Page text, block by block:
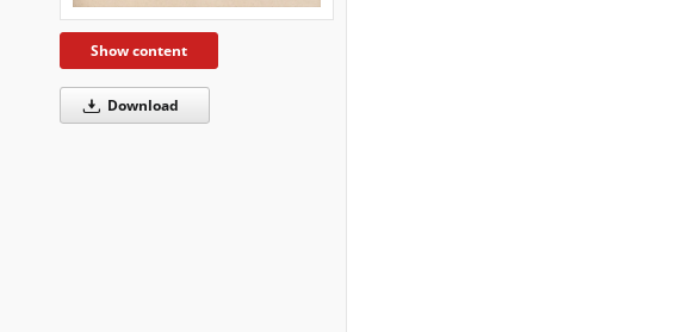
Show content
Download